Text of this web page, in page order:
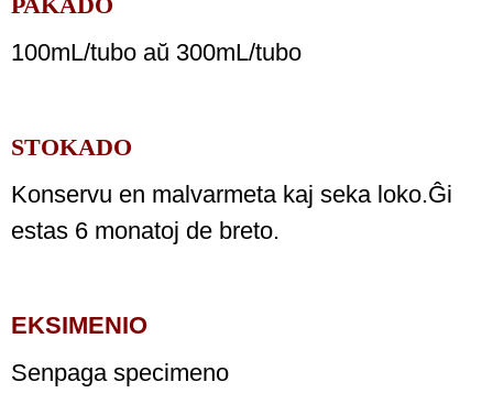
100mL/tubo aŭ 300mL/tubo
STOKADO
Konservu en malvarmeta kaj seka loko.Ĝi
estas 6 monatoj de breto.
EKSIMENIO
Senpaga specimeno